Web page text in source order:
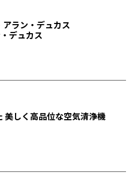
ラン・デュカス
デュカス
美しく高品位な空気清浄機